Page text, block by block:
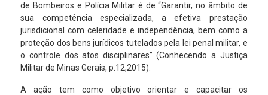
de Bombeiros e Polícia Militar é de “Garantir, no âmbito de
sua competência especializada, a efetiva prestação
jurisdicional com celeridade e independência, bem como a
proteção dos bens jurídicos tutelados pela lei penal militar, e
o controle dos atos disciplinares” (Conhecendo a Justiça
Militar de Minas Gerais, p.12,2015).
A ação tem como objetivo orientar e capacitar os